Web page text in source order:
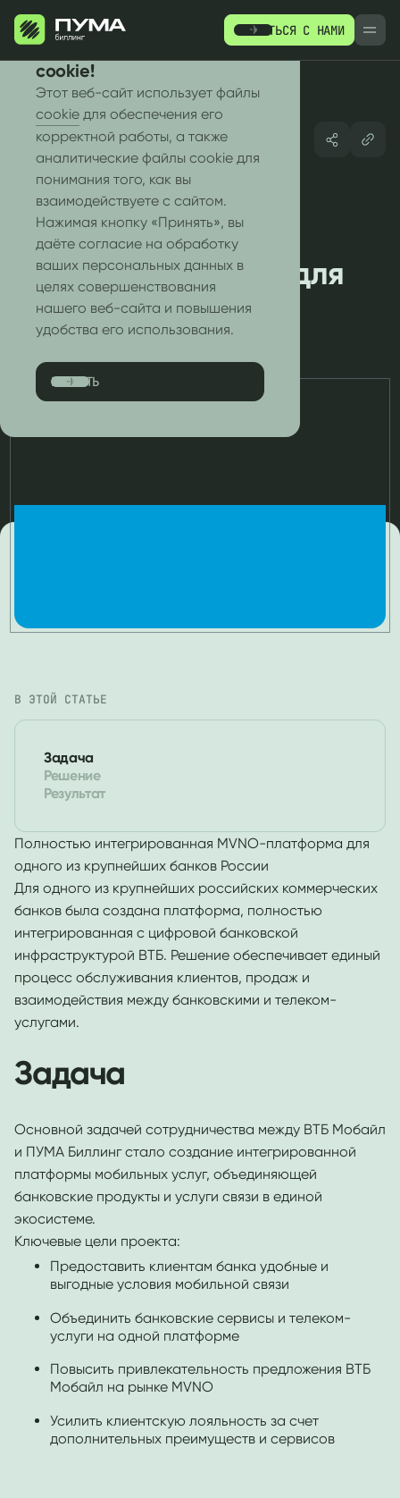
СВЯЗАТЬСЯ С НАМИ
РУ EN
Мы используем файлы
cookie!
Этот веб-сайт использует файлы
cookie для обеспечения его
корректной работы, а также
аналитические файлы cookie для
понимания того, как вы
взаимодействуете с сайтом.
Нажимая кнопку «Принять», вы
даёте согласие на обработку
ваших персональных данных в
целях совершенствования
нашего веб-сайта и повышения
удобства его использования.
ПРИНЯТЬ
Полностью
интегрированная
MVNO-платформа для
ВТБ Мобайл
мин. чтения/29.5.2026
Полностью интегрированная MVNO-платформа для
одного из крупнейших банков России
Для одного из крупнейших российских коммерческих
банков была создана платформа, полностью
интегрированная с цифровой банковской
инфраструктурой ВТБ. Решение обеспечивает единый
процесс обслуживания клиентов, продаж и
взаимодействия между банковскими и телеком-
услугами.
Задача
Основной задачей сотрудничества между ВТБ Мобайл
и ПУМА Биллинг стало создание интегрированной
платформы мобильных услуг, объединяющей
банковские продукты и услуги связи в единой
экосистеме.
Ключевые цели проекта:
Предоставить клиентам банка удобные и
выгодные условия мобильной связи
Объединить банковские сервисы и телеком-
услуги на одной платформе
Повысить привлекательность предложения ВТБ
Мобайл на рынке MVNO
Усилить клиентскую лояльность за счет
дополнительных преимуществ и сервисов
В ЭТОЙ СТАТЬЕ
Задача
Решение
Результат